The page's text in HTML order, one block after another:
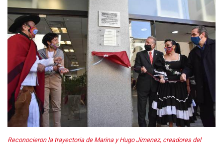
Reconocieron la trayectoria de Marina y Hugo Jimenez, creadores del